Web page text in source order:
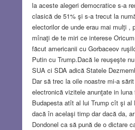
la aceste alegeri democratice s-a
clasică de 51% şi s-a trecut la
electorilor de unde erau mai mulţi ,
mînaţi de te miri ce interese
făcut americanii cu Gorbaceov
Putin cu Trump.Dacă le reuşeşte
SUA ci SDA adică Statele
Dar să trec la oile noastre mi-a
electronică vizitele anunţate in luna
Budapesta atît al lui Trump cît şi al
dacă în acelaşi timp dar dacă da,
Dondonel ca să pună de o dictare